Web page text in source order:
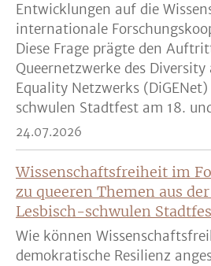
Entwicklungen auf die
internationale
Diese Frage prägte den
Queernetzwerke des Diversity
Equality Netzwerks
schwulen Stadtfest am 18.
24.07.2026
Wissenschaftsfreiheit im
zu queeren Themen aus
Lesbisch-schwulen
Wie können
demokratische Resilienz